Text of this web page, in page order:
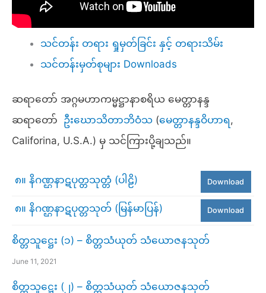
သင်တန်း တရား ရှုမှတ်ခြင်း နှင့် တရားသိမ်း
သင်တန်းမှတ်စုများ Downloads
ဆရာတော် အဂ္ဂမဟာကမ္မဋ္ဌာနာစရိယ မေတ္တာနန္ဒ
ဆရာတော် ဦးဃောသိတာဘိဝံသ (မေတ္တာနန္ဒဝိဟာရ,
Califorina, U.S.A.) မှ သင်ကြားပို့ချသည်။
၈။ နိဂဏ္ဌနာဋပုတ္တသုတ္တံ (ပါဠိ) Download
၈။ နိဂဏ္ဌနာဋပုတ္တသုတ် (မြန်မာပြန်) Download
စိတ္တသူဋ္ဌေး (၁) – စိတ္တသံယုတ် သံယောဇနသုတ်
June 11, 2021
စိတ္တသူဋ္ဌေး (၂) – စိတ္တသံယုတ် သံယောဇနသုတ်